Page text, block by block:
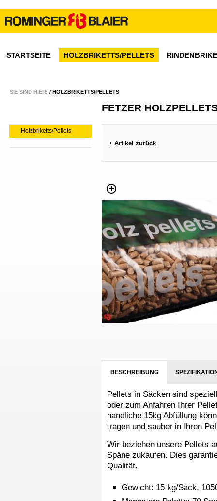
STARTSEITE HOLZBRIKETTS/PELLETS
SIE SIND HIER: / HOLZBRIKETTS/PELLETS
Holzbriketts/Pellets
FETZER
Artikel zurück
BESCHREIBUNG
Pellets in Säcken sind
oder zum Anfahren Ihrer
handliche 15kg Abfüllung
tragen und sauber in Ihren
Wir beziehen unsere Pellets
Späne zukaufen. Dies
Qualität.
Gewicht: 15 kg/Sack,